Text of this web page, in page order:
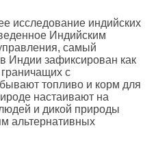
исследование индийских
Индийским
самый
Индии зафиксирован как
с
топливо и корм для
настаивают на
и дикой природы
альтернативных